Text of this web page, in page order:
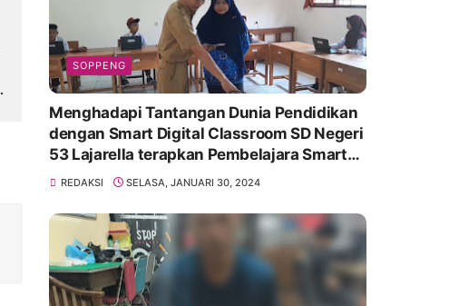
SOPPENG
Menghadapi Tantangan Dunia Pendidikan
dengan Smart Digital Classroom SD Negeri
53 Lajarella terapkan Pembelajara Smart
Class Device
REDAKSI SELASA, JANUARI 30, 2024